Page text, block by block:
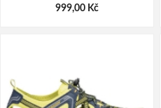
999,00 Kč